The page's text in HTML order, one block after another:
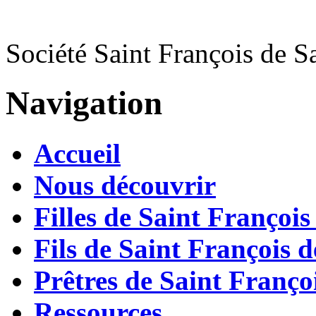
Société Saint François de
Navigation
Accueil
Nous découvrir
Filles de Saint François
Fils de Saint François
Prêtres de Saint